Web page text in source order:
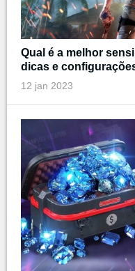
Qual é a melhor
dicas e
12 jan 2023